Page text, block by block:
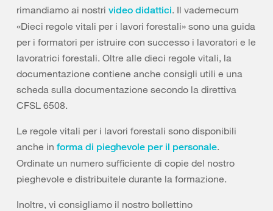
rimandiamo ai nostri video didattici. Il vademecum
«Dieci regole vitali per i lavori forestali» sono una guida
per i formatori per istruire con successo i lavoratori e le
lavoratrici forestali. Oltre alle dieci regole vitali, la
documentazione contiene anche consigli utili e una
scheda sulla documentazione secondo la direttiva
CFSL 6508.
Le regole vitali per i lavori forestali sono disponibili
anche in forma di pieghevole per il personale.
Ordinate un numero sufficiente di copie del nostro
pieghevole e distribuitele durante la formazione.
Inoltre, vi consigliamo il nostro bollettino